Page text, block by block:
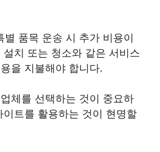
별 품목 운송 시 추가 비용이
치 또는 청소와 같은 서비스
을 지불해야 합니다.
체를 선택하는 것이 중요하
트를 활용하는 것이 현명할